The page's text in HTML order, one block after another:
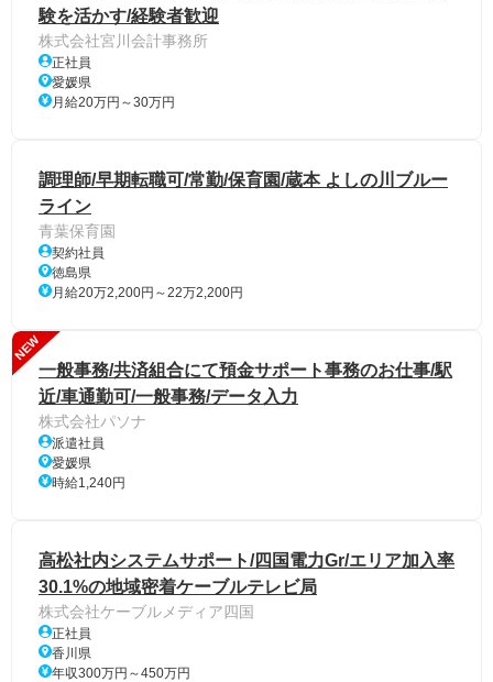
験を活かす/経験者歓迎
株式会社宮川会計事務所
正社員
愛媛県
月給20万円～30万円
調理師/早期転職可/常勤/保育園/蔵本 よしの川ブルー
ライン
青葉保育園
契約社員
徳島県
月給20万2,200円～22万2,200円
NEW
一般事務/共済組合にて預金サポート事務のお仕事/駅
近/車通勤可/一般事務/データ入力
株式会社パソナ
派遣社員
愛媛県
時給1,240円
高松社内システムサポート/四国電力Gr/エリア加入率
30.1%の地域密着ケーブルテレビ局
株式会社ケーブルメディア四国
正社員
香川県
年収300万円～450万円